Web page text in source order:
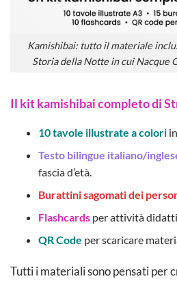
Kamishibai: tutto il materiale
Storia della Notte in cui Nacque
Il kit kamishibai completo di
10 tavole illustrate a colori
Testo bilingue italiano/
fascia d’età.
Burattini sagomati dei
Flashcardsper attività
QR Code per scaricare
Tutti i materiali sono pensati per